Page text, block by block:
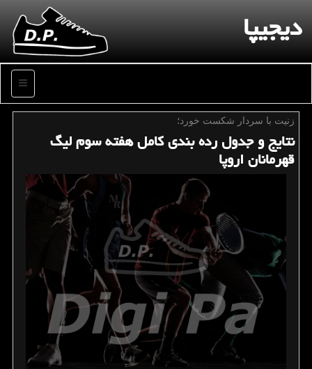
دیجیپا
منو
زنیت با سردار شكست خورد؛
نتایج و جدول رده بندی كامل هفته سوم لیگ
قهرمانان اروپا